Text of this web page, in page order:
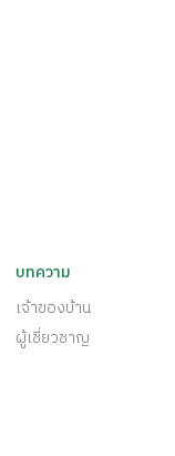
บทความ
เจ้าของบ้าน
ผู้เชี่ยวชาญ